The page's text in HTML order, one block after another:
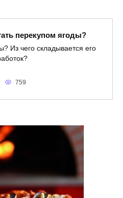
перекупом ягоды?
Из чего складывается его
759